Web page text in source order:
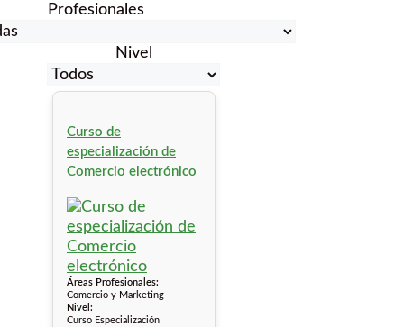
Profesionales
Nivel
Curso de
especialización de
Comercio electrónico
Áreas Profesionales:
Comercio y Marketing
Nivel:
Curso Especialización